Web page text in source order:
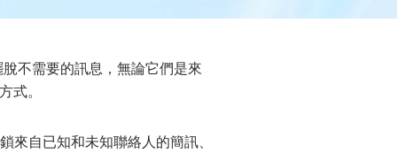
不需要的訊息，無論它們是來
式。
來自已知和未知聯絡人的簡訊、